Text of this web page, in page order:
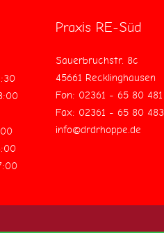
Praxis RE-Süd
Sauerbruchstr. 8c
45661 Recklinghausen
Fon: 02361 - 65 80 481
Fax: 02361 - 65 80 483
info@drdrhoppe.de